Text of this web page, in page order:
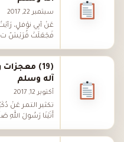
سبتمبر 22, 2017
عَنْ أَبِي نَوْفَلٍ،
فَجَعَلَتْ قُرَيْشٌ
(19)
آله وسلم
أكتوبر 12, 2017
تكثير التمر عَنْ
أَتَيْنَا رَسُولَ اللهِ